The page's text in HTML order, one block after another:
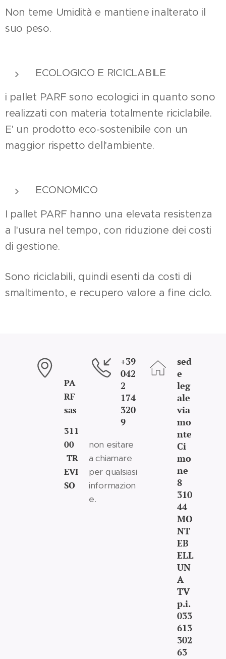
Non teme Umidità e mantiene inalterato il
suo peso.
ECOLOGICO E RICICLABILE
i pallet PARF sono ecologici in quanto sono
realizzati con materia totalmente riciclabile.
E' un prodotto eco-sostenibile con un
maggior rispetto dell'ambiente.
ECONOMICO
I pallet PARF hanno una elevata resistenza
a l'usura nel tempo, con riduzione dei costi
di gestione.
Sono riciclabili, quindi esenti da costi di
smaltimento, e recupero valore a fine ciclo.
PA
RF
sas
311
00
TR
EVI
SO
+39
042
2
174
320
9
non esitare
a chiamare
per qualsiasi
informazion
e.
sed
e
leg
ale
via
mo
nte
Ci
mo
ne
8
310
44
MO
NT
EB
ELL
UN
A
TV
p.i.
033
613
302
63